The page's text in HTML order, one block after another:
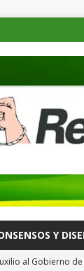
Y
al Gobierno